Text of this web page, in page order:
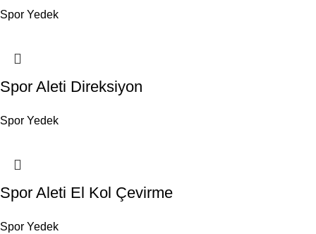
Spor Yedek
Spor Aleti Direksiyon
Spor Yedek
Spor Aleti El Kol Çevirme
Spor Yedek